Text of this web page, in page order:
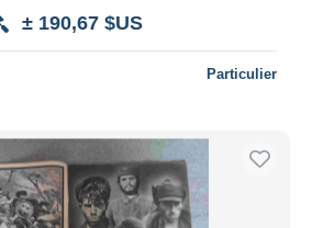
± 190,67 $US
Particulier